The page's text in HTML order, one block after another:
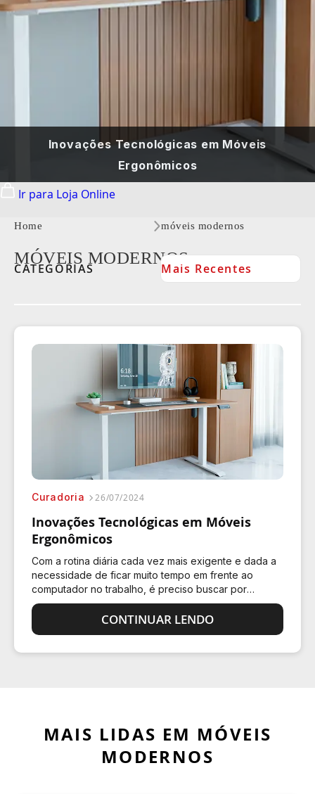
Inovações Tecnológicas em Móveis
Ergonômicos
26 de julho de 2024
Ir para Loja Online
Home móveis modernos
MÓVEIS MODERNOS
Curadoria 26/07/2024
Inovações Tecnológicas em Móveis
Ergonômicos
Com a rotina diária cada vez mais exigente e dada a
necessidade de ficar muito tempo em frente ao
computador no trabalho, é preciso buscar por
soluções que aumentem o conforto e evitam
problemas de saúde.…CONTINUAR LENDO
MAIS LIDAS EM MÓVEIS
MODERNOS